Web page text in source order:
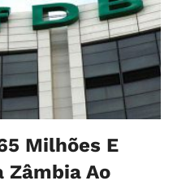
Milhões E
Zâmbia Ao